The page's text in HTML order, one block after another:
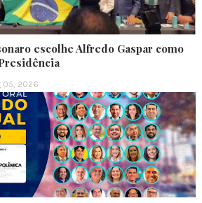
escolhe Alfredo Gaspar como
05, 2026